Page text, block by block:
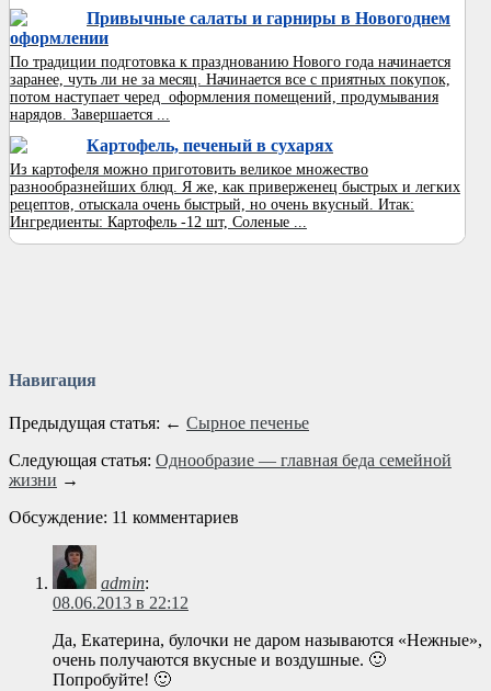
Привычные салаты и гарниры в Новогоднем
оформлении
По традиции подготовка к празднованию Нового года начинается
заранее, чуть ли не за месяц. Начинается все с приятных покупок,
потом наступает черед оформления помещений, продумывания
нарядов. Завершается ...
Картофель, печеный в сухарях
Из картофеля можно приготовить великое множество
разнообразнейших блюд. Я же, как приверженец быстрых и легких
рецептов, отыскала очень быстрый, но очень вкусный. Итак:
Ингредиенты: Картофель -12 шт, Соленые ...
Навигация
Предыдущая статья: ← Сырное печенье
Следующая статья: Однообразие — главная беда семейной
жизни →
Обсуждение: 11 комментариев
admin:
08.06.2013 в 22:12
Да, Екатерина, булочки не даром называются «Нежные»,
очень получаются вкусные и воздушные. 🙂
Попробуйте! 🙂